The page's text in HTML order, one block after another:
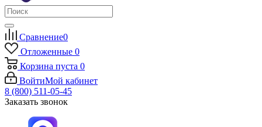
Сравнение0
Отложенные 0
Корзина пуста 0
ВойтиМой кабинет
8 (800) 511-05-45
Заказать звонок